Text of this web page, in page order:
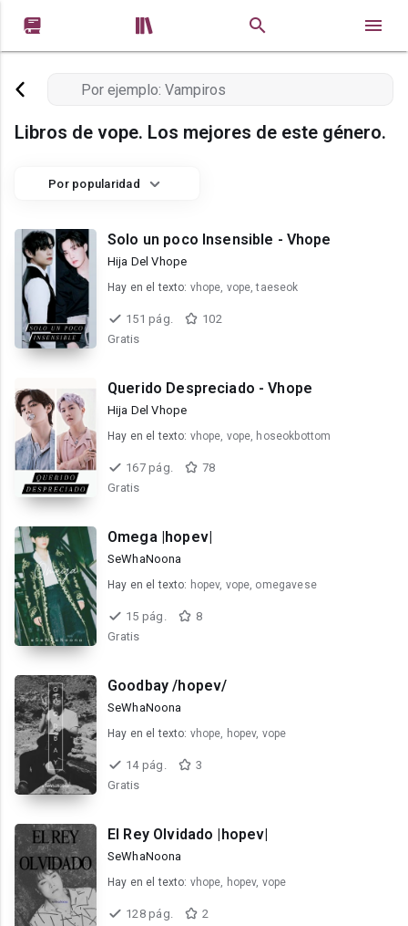
 
Libros de vope. Los mejores de este género.
Por popularidad
Solo un poco Insensible - Vhope
Hija Del Vhope
Hay en el texto: vhope, vope, taeseok
151 pág.
102
Gratis
Querido Despreciado - Vhope
Hija Del Vhope
Hay en el texto: vhope, vope, hoseokbottom
167 pág.
78
Gratis
Omega |hopev|
SeWhaNoona
Hay en el texto: hopev, vope, omegavese
15 pág.
8
Gratis
Goodbay /hopev/
SeWhaNoona
Hay en el texto: vhope, hopev, vope
14 pág.
3
Gratis
El Rey Olvidado |hopev|
SeWhaNoona
Hay en el texto: vhope, hopev, vope
128 pág.
2